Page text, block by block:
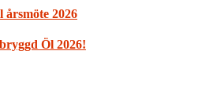
årsmöte 2026
Öl 2026!